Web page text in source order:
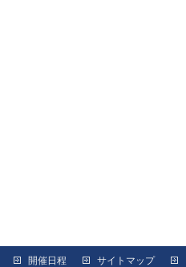
開催日程 サイトマップ